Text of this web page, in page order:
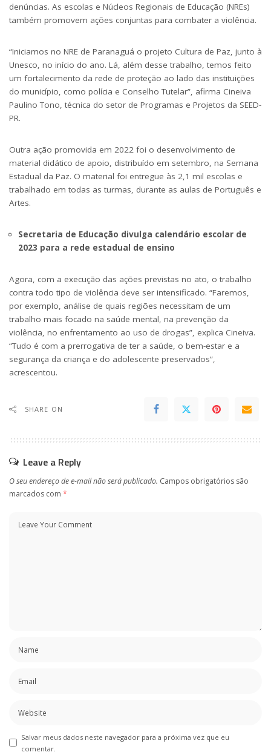
denúncias. As escolas e Núcleos Regionais de Educação (NREs)
também promovem ações conjuntas para combater a violência.
“Iniciamos no NRE de Paranaguá o projeto Cultura de Paz, junto à
Unesco, no início do ano. Lá, além desse trabalho, temos feito
um fortalecimento da rede de proteção ao lado das instituições
do município, como polícia e Conselho Tutelar”, afirma Cineiva
Paulino Tono, técnica do setor de Programas e Projetos da SEED-
PR.
Outra ação promovida em 2022 foi o desenvolvimento de
material didático de apoio, distribuído em setembro, na Semana
Estadual da Paz. O material foi entregue às 2,1 mil escolas e
trabalhado em todas as turmas, durante as aulas de Português e
Artes.
Secretaria de Educação divulga calendário escolar de
2023 para a rede estadual de ensino
Agora, com a execução das ações previstas no ato, o trabalho
contra todo tipo de violência deve ser intensificado. “Faremos,
por exemplo, análise de quais regiões necessitam de um
trabalho mais focado na saúde mental, na prevenção da
violência, no enfrentamento ao uso de drogas”, explica Cineiva.
“Tudo é com a prerrogativa de ter a saúde, o bem-estar e a
segurança da criança e do adolescente preservados”,
acrescentou.
SHARE ON
Leave a Reply
O seu endereço de e-mail não será publicado. Campos obrigatórios são
marcados com *
Salvar meus dados neste navegador para a próxima vez que eu
comentar.